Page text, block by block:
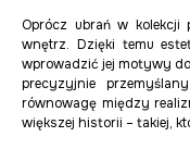
Oprócz ubrań w kolekcji
wnętrz. Dzięki temu
wprowadzić jej motywy
precyzyjnie
równowagę między
większej historii – takiej,